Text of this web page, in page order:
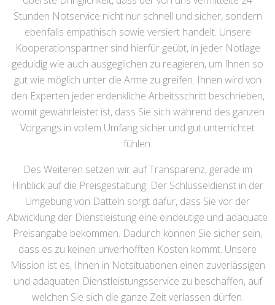
Stunden Notservice nicht nur schnell und sicher, sondern
ebenfalls empathisch sowie versiert handelt. Unsere
Kooperationspartner sind hierfür geübt, in jeder Notlage
geduldig wie auch ausgeglichen zu reagieren, um Ihnen so
gut wie möglich unter die Arme zu greifen. Ihnen wird von
den Experten jeder erdenkliche Arbeitsschritt beschrieben,
womit gewährleistet ist, dass Sie sich während des ganzen
Vorgangs in vollem Umfang sicher und gut unterrichtet
fühlen.
Des Weiteren setzen wir auf Transparenz, gerade im
Hinblick auf die Preisgestaltung. Der Schlüsseldienst in der
Umgebung von Datteln sorgt dafür, dass Sie vor der
Abwicklung der Dienstleistung eine eindeutige und adäquate
Preisangabe bekommen. Dadurch können Sie sicher sein,
dass es zu keinen unverhofften Kosten kommt. Unsere
Mission ist es, Ihnen in Notsituationen einen zuverlässigen
und adäquaten Dienstleistungsservice zu beschaffen, auf
welchen Sie sich die ganze Zeit verlassen dürfen.